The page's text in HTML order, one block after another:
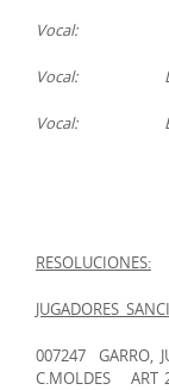
Vocal:
Vocal: LEAL
Vocal:
MENE,
RESOLUCIONES:
JUGADORES
007247 GARRO,
C.MOLDES